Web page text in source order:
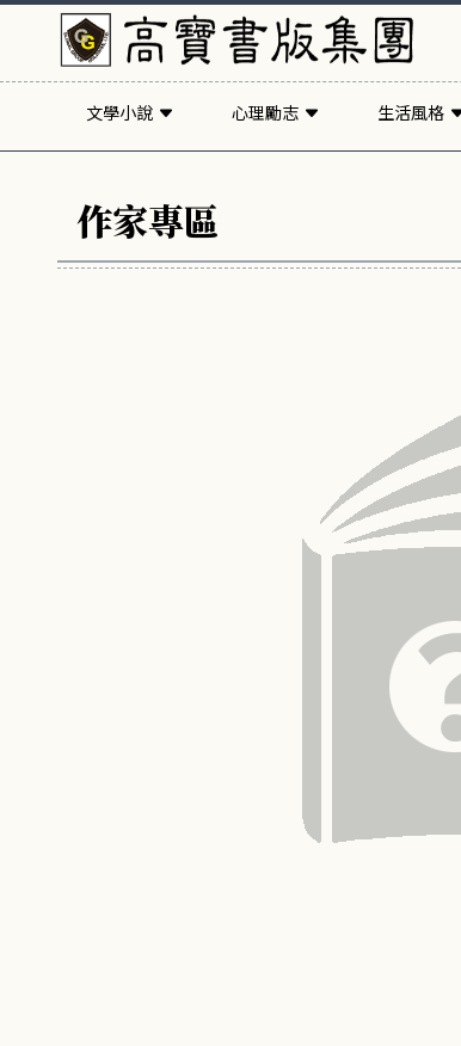
文學小說 心理勵志 生活風格
作家專區